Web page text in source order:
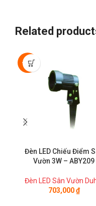
Related
-50%
Đèn LED Chiếu Điểm
Vườn 3W – ABY209
Đèn LED Sân Vườn
703,000₫